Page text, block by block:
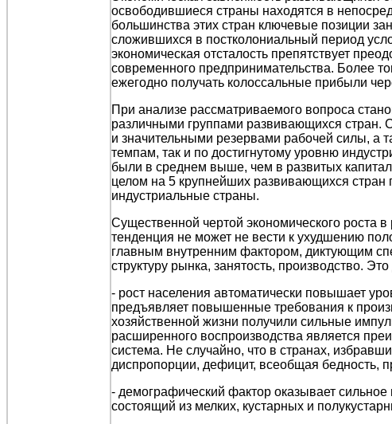
освободившиеся страны находятся в
большинства этих стран ключевые позиции
сложившихся в постколониальный период
экономическая отсталость препятствует
современного предпринимательства. Более
ежегодно получать колоссальные прибыли
При анализе рассматриваемого вопроса
различными группами развивающихся
и значительными резервами рабочей силы, а
темпам, так и по достигнутому уровню
были в среднем выше, чем в развитых
целом на 5 крупнейших развивающихся стран
индустриальные страны.
Существенной чертой экономического роста
тенденция не может не вести к ухудшению
главным внутренним фактором, диктующим
структуру рынка, занятость, производство.
- рост населения автоматически повышает
предъявляет повышенные требования к
хозяйственной жизни получили сильные
расширенного воспроизводства является
система. Не случайно, что в странах,
диспропорции, дефицит, всеобщая бедность,
- демографический фактор оказывает
состоящий из мелких, кустарных и